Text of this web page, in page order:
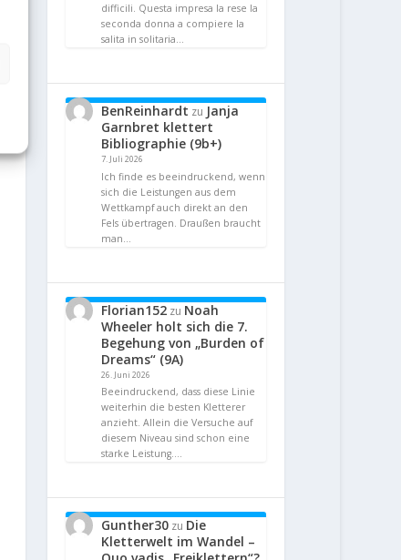
difficili. Questa impresa la rese la
seconda donna a compiere la
salita in solitaria…
BenReinhardt zu Janja
Garnbret klettert
Bibliographie (9b+)
7. Juli 2026
Ich finde es beeindruckend, wenn
sich die Leistungen aus dem
Wettkampf auch direkt an den
Fels übertragen. Draußen braucht
man…
Florian152 zu Noah
Wheeler holt sich die 7.
Begehung von „Burden of
Dreams“ (9A)
26. Juni 2026
Beeindruckend, dass diese Linie
weiterhin die besten Kletterer
anzieht. Allein die Versuche auf
diesem Niveau sind schon eine
starke Leistung.…
Gunther30 zu Die
Kletterwelt im Wandel –